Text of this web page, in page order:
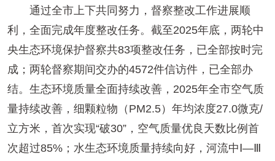
通过全市上下共同努力，督察整改工作进展顺
利，全面完成年度整改任务。截至2025年底，两轮中
央生态环境保护督察共83项整改任务，已全部按时完
成；两轮督察期间交办的4572件信访件，已全部办
结。生态环境质量全面持续改善，2025年全市空气质
量持续改善，细颗粒物（PM2.5）年均浓度27.0微克/
立方米，首次实现“破30”，空气质量优良天数比例首
次超过85%；水生态环境质量持续向好，河流中Ⅰ—Ⅲ